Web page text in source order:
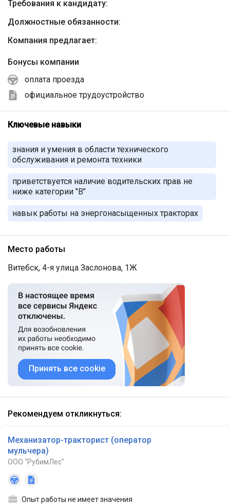
Требования к кандидату:
Должностные обязанности:
Компания предлагает:
Бонусы компании
оплата проезда
официальное трудоустройство
Ключевые навыки
знания и умения в области технического
обслуживания и ремонта техники
приветствуется наличие водительских прав не
ниже категории "В"
навык работы на энергонасыщенных тракторах
Место работы
Витебск, 4-я улица Заслонова, 1Ж
Принять все cookie
Рекомендуем откликнуться:
Механизатор-тракторист (оператор
мульчера)
ООО "РубимЛес"
Опыт работы не имеет значения